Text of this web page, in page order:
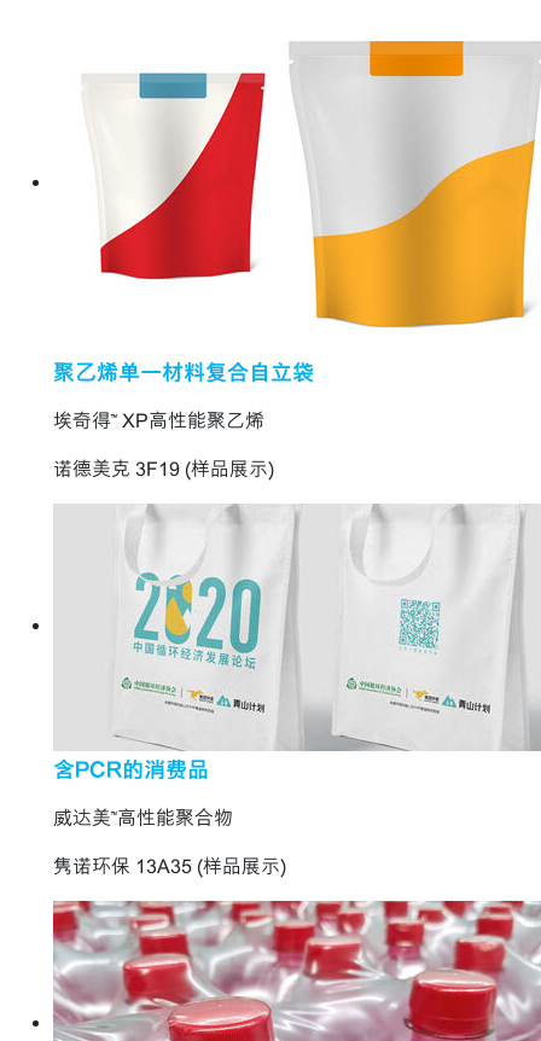
聚乙烯单一材料复合自立袋
埃奇得™ XP高性能聚乙烯
诺德美克 3F19 (样品展示)
含PCR的消费品
威达美™高性能聚合物
隽诺环保 13A35 (样品展示)